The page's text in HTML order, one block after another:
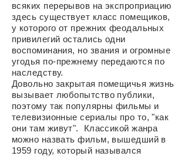
всяких перерывов на экспроприацию
здесь существует класс помещиков,
у которого от прежних феодальных
привилегий остались одни
воспоминания, но звания и огромные
угодья по-прежнему передаются по
наследству.
Довольно закрытая помещичья жизнь
вызывает любопытство публики,
поэтому так популярны фильмы и
телевизионные сериалы про то, "как
они там живут". Классикой жанра
можно назвать фильм, вышедший в
1959 году, который назывался